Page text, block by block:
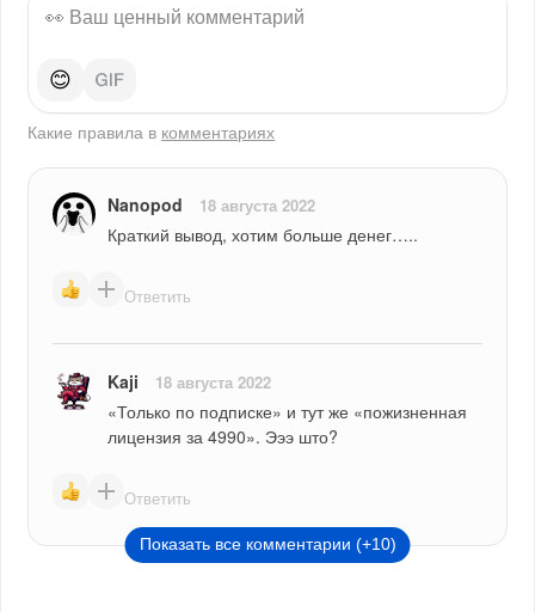
😊
Какие правила в комментариях
Nanopod 18 августа 2022
Краткий вывод, хотим больше денег…..
Ответить
Kaji 18 августа 2022
«Только по подписке» и тут же «пожизненная
лицензия за 4990». Эээ што?
Ответить
Показать все комментарии (+10)